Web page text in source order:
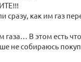
сразу, как им газ
В этом есть
не собираюсь